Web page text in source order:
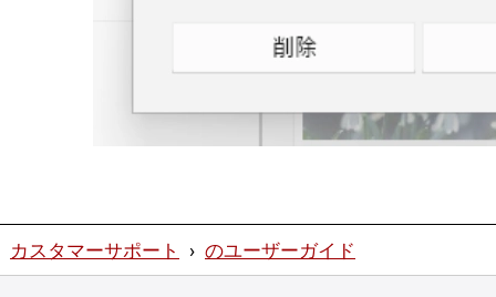
カスタマーサポート › のユーザーガイド